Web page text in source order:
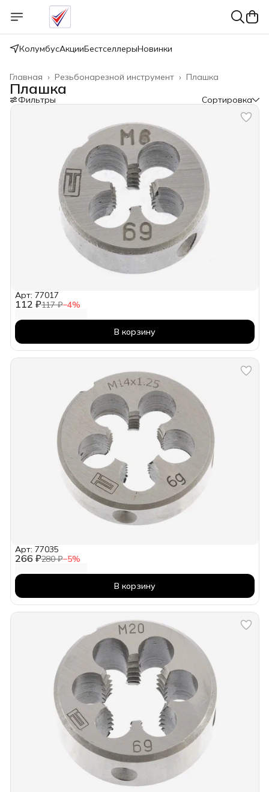
КолумбусАкцииБестселлерыНовинки
Плашка
Резьбонарезной инструмент ›
Главная ›
Плашка
Фильтры Сортировка
112 ₽117 ₽−4%
Арт: 77017
В корзину
266 ₽280 ₽−5%
Арт: 77035
В корзину